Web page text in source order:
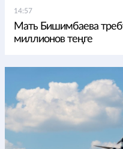
14:57
Мать Бишимбаева
миллионов теңге